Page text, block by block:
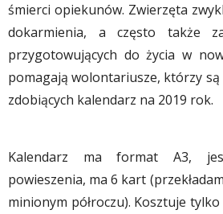
śmierci opiekunów. Zwierzęta
dokarmienia, a często także
przygotowujących do życia w
pomagają wolontariusze, którzy
zdobiących kalendarz na 2019 rok.
Kalendarz ma format A3,
powieszenia, ma 6 kart
minionym półroczu). Kosztuje